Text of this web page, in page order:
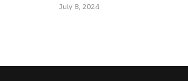
July 8, 2024